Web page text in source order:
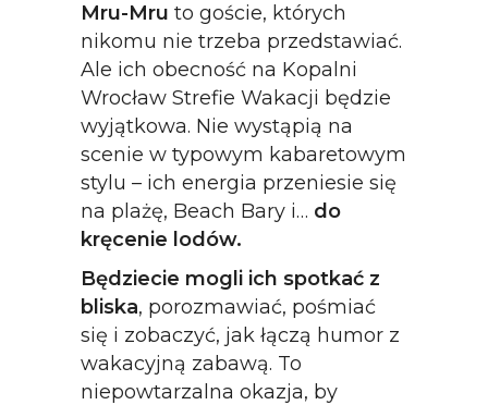
Mru-Mru to goście, których
nikomu nie trzeba przedstawiać.
Ale ich obecność na Kopalni
Wrocław Strefie Wakacji będzie
wyjątkowa. Nie wystąpią na
scenie w typowym kabaretowym
stylu – ich energia przeniesie się
na plażę, Beach Bary i… do
kręcenie lodów.
Będziecie mogli ich spotkać z
bliska, porozmawiać, pośmiać
się i zobaczyć, jak łączą humor z
wakacyjną zabawą. To
niepowtarzalna okazja, by